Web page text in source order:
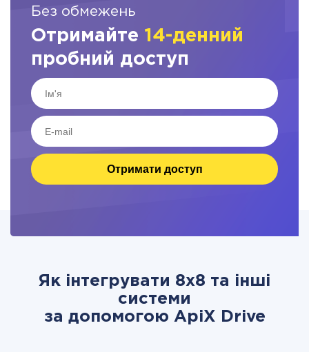
Без обмежень
Отримайте 14-денний
пробний доступ
Отримати доступ
Як інтегрувати 8x8 та інші
системи
за допомогою ApiX Drive